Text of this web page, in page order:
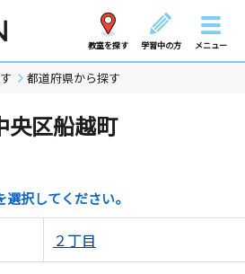
教室を探す 学習中の方 メニュー
都道府県から探す
央区船越町
択してください。
２丁目